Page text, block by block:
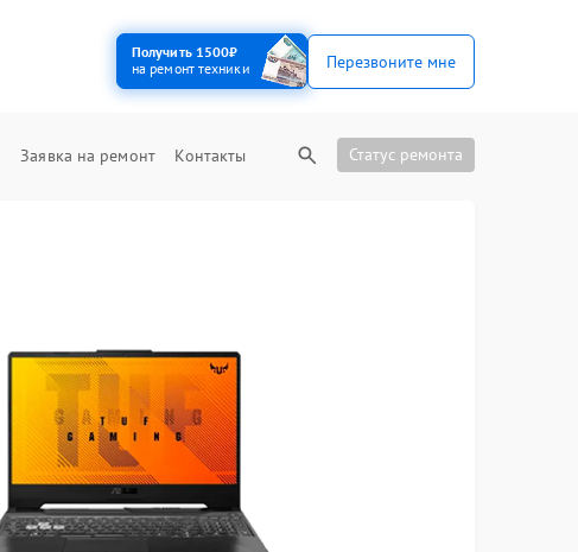
Получить 1500₽
на ремонт техники
Перезвоните мне
Заявка на ремонт Контакты Статус ремонта